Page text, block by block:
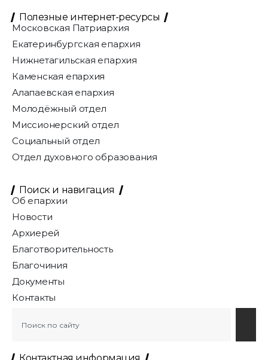
Полезные интернет-ресурсы
Московская Патриархия
Екатеринбургская епархия
Нижнетагильская епархия
Каменская епархия
Алапаевская епархия
Молодёжный отдел
Миссионерский отдел
Социальный отдел
Отдел духовного образования
Поиск и навигация
Об епархии
Новости
Архиерей
Благотворительность
Благочиния
Документы
Контакты